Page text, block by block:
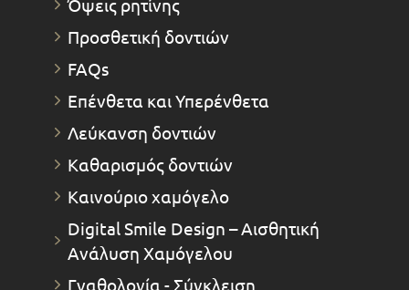
Όψεις ρητίνης
Προσθετική δοντιών
FAQs
Επένθετα και Υπερένθετα
Λεύκανση δοντιών
Καθαρισμός δοντιών
Καινούριο χαμόγελο
Digital Smile Design – Αισθητική
Ανάλυση Χαμόγελου
Γναθολογία - Σύγκλειση